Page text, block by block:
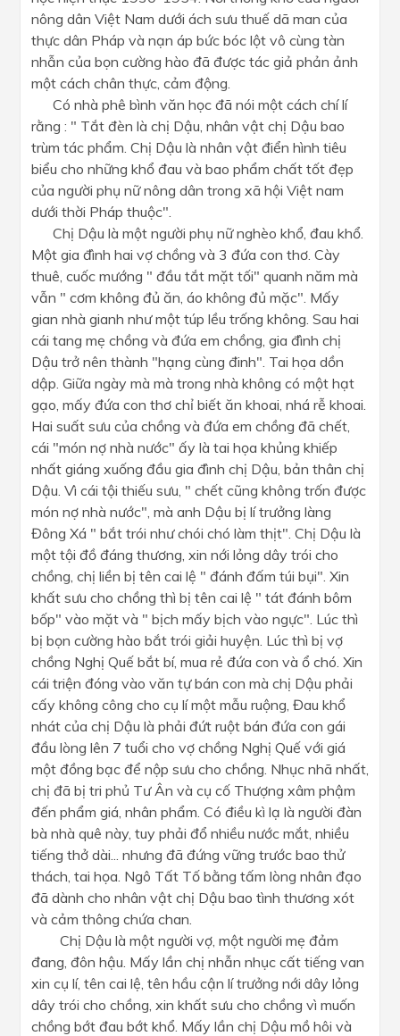
nông dân Việt Nam dưới ách sưu thuế dã man của
thực dân Pháp và nạn áp bức bóc lột vô cùng tàn
nhẫn của bọn cường hào đã được tác giả phản ảnh
một cách chân thực, cảm động.
Có nhà phê bình văn học đã nói một cách chí lí
rằng : " Tắt đèn là chị Dậu, nhân vật chị Dậu bao
trùm tác phẩm. Chị Dậu là nhân vật điển hình tiêu
biểu cho những khổ đau và bao phẩm chất tốt đẹp
của người phụ nữ nông dân trong xã hội Việt nam
dưới thời Pháp thuộc".
Chị Dậu là một người phụ nữ nghèo khổ, đau khổ.
Một gia đình hai vợ chồng và 3 đứa con thơ. Cày
thuê, cuốc mướng " đầu tắt mặt tối" quanh năm mà
vẫn " cơm không đủ ăn, áo không đủ mặc". Mấy
gian nhà gianh như một túp lều trống không. Sau hai
cái tang mẹ chồng và đứa em chồng, gia đình chị
Dậu trở nên thành "hạng cùng đinh". Tai họa dồn
dập. Giữa ngày mà mà trong nhà không có một hạt
gạo, mấy đứa con thơ chỉ biết ăn khoai, nhá rễ khoai.
Hai suất sưu của chồng và đứa em chồng đã chết,
cái "món nợ nhà nước" ấy là tai họa khủng khiếp
nhất giáng xuống đầu gia đình chị Dậu, bản thân chị
Dậu. Vì cái tội thiếu sưu, " chết cũng không trốn được
món nợ nhà nước", mà anh Dậu bị lí trưởng làng
Đông Xá " bắt trói như chói chó làm thịt". Chị Dậu là
một tội đồ đáng thương, xin nới lỏng dây trói cho
chồng, chị liền bị tên cai lệ " đánh đấm túi bụi". Xin
khất sưu cho chồng thì bị tên cai lệ " tát đánh bôm
bốp" vào mặt và " bịch mấy bịch vào ngực". Lúc thì
bị bọn cường hào bắt trói giải huyện. Lúc thì bị vợ
chồng Nghị Quế bắt bí, mua rẻ đứa con và ổ chó. Xin
cái triện đóng vào văn tự bán con mà chị Dậu phải
cấy không công cho cụ lí một mẫu ruộng, Đau khổ
nhát của chị Dậu là phải đứt ruột bán đứa con gái
đầu lòng lên 7 tuổi cho vợ chồng Nghị Quế với giá
một đồng bạc để nộp sưu cho chồng. Nhục nhã nhất,
chị đã bị tri phủ Tư Ân và cụ cố Thượng xâm phậm
đến phẩm giá, nhân phẩm. Có điều kì lạ là người đàn
bà nhà quê này, tuy phải đổ nhiều nước mắt, nhiều
tiếng thở dài... nhưng đã đứng vững trước bao thử
thách, tai họa. Ngô Tất Tố bằng tấm lòng nhân đạo
đã dành cho nhân vật chị Dậu bao tình thương xót
và cảm thông chứa chan.
Chị Dậu là một người vợ, một người mẹ đảm
đang, đôn hậu. Mấy lần chị nhẫn nhục cất tiếng van
xin cụ lí, tên cai lệ, tên hầu cận lí trưởng nới dây lỏng
dây trói cho chồng, xin khất sưu cho chồng vì muốn
chồng bớt đau bớt khổ. Mấy lần chị Dậu mồ hôi và